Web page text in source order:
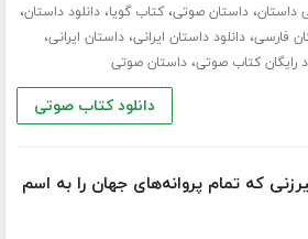
داستان،داستان صوتی،کتاب گویا،دانلود داستان،
فارسی،دانلود داستان ایرانی،داستان ایرانی،
رایگان کتاب صوتی،داستان صوتی
دانلود کتاب صوتی
که تمام پروانه‌های جهان را به اسم